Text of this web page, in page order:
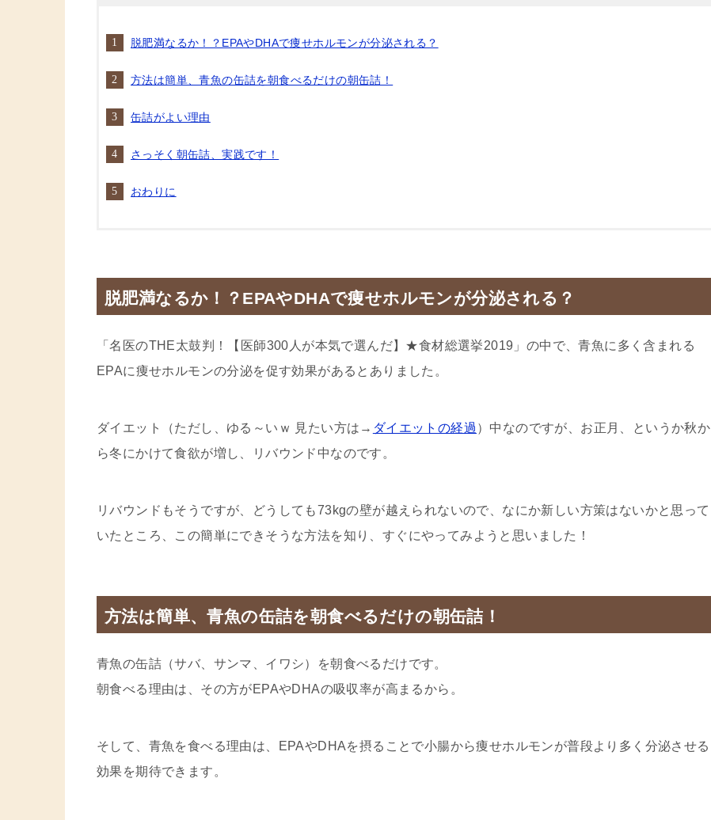
脱肥満なるか！？EPAやDHAで痩せホルモンが分泌される？
方法は簡単、青魚の缶詰を朝食べるだけの朝缶詰！
缶詰がよい理由
さっそく朝缶詰、実践です！
おわりに
脱肥満なるか！？EPAやDHAで痩せホルモンが分泌される？
「名医のTHE太鼓判！【医師300人が本気で選んだ】★食材総選挙2019」の中で、青魚に多く含まれる
EPAに痩せホルモンの分泌を促す効果があるとありました。
ダイエット（ただし、ゆる～いｗ 見たい方は→ ダイエットの経過 ）中なのですが、お正月、というか秋か
ら冬にかけて食欲が増し、リバウンド中なのです。
リバウンドもそうですが、どうしても73kgの壁が越えられないので、なにか新しい方策はないかと思って
いたところ、この簡単にできそうな方法を知り、すぐにやってみようと思いました！
方法は簡単、青魚の缶詰を朝食べるだけの朝缶詰！
青魚の缶詰（サバ、サンマ、イワシ）を朝食べるだけです。
朝食べる理由は、その方がEPAやDHAの吸収率が高まるから。
そして、青魚を食べる理由は、EPAやDHAを摂ることで小腸から痩せホルモンが普段より多く分泌させる
効果を期待できます。